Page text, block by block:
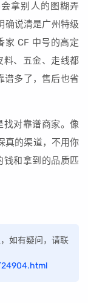
拿别人的图糊弄
确说清是广州特级
家 CF 中号的高定
、五金、走线都
谱多了，售后也省
找对靠谱商家。像
真的渠道，不用你
钱和拿到的品质匹
如有疑问，请联